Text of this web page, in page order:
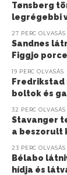
Tønsberg
legrégebbi
27 PERC OLVASÁS
Sandnes
Figgjo
19 PERC OLVASÁS
Fredrikstad
boltok és
32 PERC OLVASÁS
Stavanger
a beszorult
23 PERC OLVASÁS
Bélabo
hídja és